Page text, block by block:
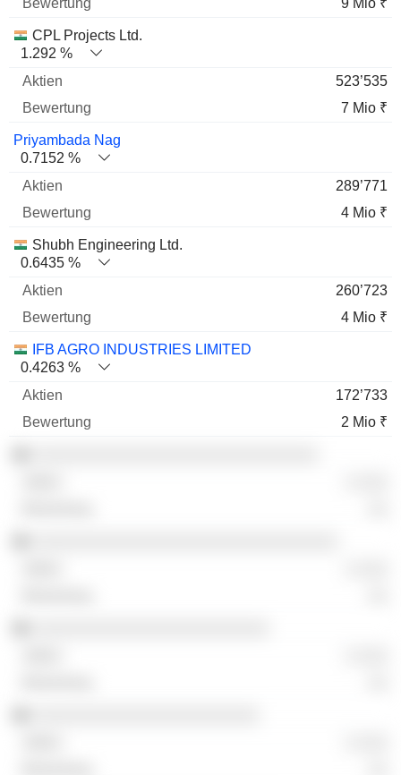
9 Mio ₹
CPL Projects Ltd.
1.292 %
523’535
7 Mio ₹
Priyambada Nag
0.7152 %
289’771
4 Mio ₹
Shubh Engineering Ltd.
0.6435 %
260’723
4 Mio ₹
IFB AGRO INDUSTRIES LIMITED
0.4263 %
172’733
2 Mio ₹